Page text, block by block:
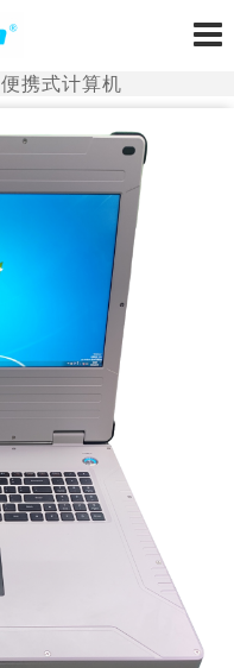
便携式计算机